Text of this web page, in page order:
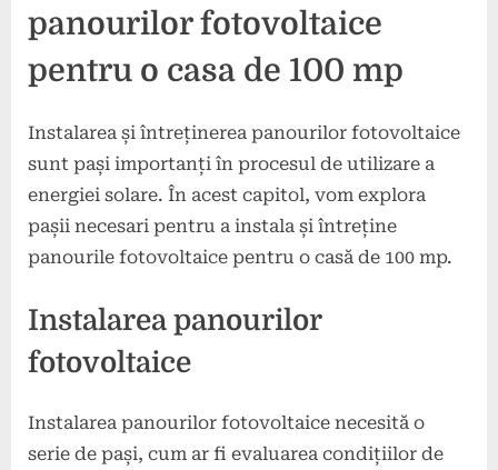
panourilor fotovoltaice
pentru o casa de 100 mp
Instalarea și întreținerea panourilor fotovoltaice
sunt pași importanți în procesul de utilizare a
energiei solare. În acest capitol, vom explora
pașii necesari pentru a instala și întreține
panourile fotovoltaice pentru o casă de 100 mp.
Instalarea panourilor
fotovoltaice
Instalarea panourilor fotovoltaice necesită o
serie de pași, cum ar fi evaluarea condițiilor de